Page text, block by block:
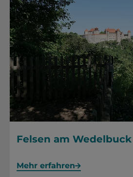
Felsen am Wedelbuck
Mehr erfahren